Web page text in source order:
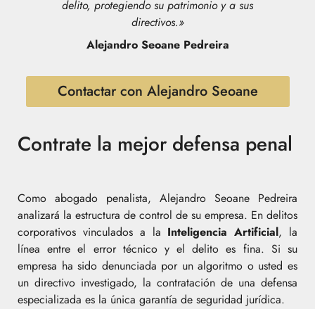
delito, protegiendo su patrimonio y a sus
directivos.»
Alejandro Seoane Pedreira
Contactar con Alejandro Seoane
Contrate la mejor defensa penal
Como abogado penalista, Alejandro Seoane Pedreira
analizará la estructura de control de su empresa. En delitos
corporativos vinculados a la Inteligencia Artificial, la
línea entre el error técnico y el delito es fina. Si su
empresa ha sido denunciada por un algoritmo o usted es
un directivo investigado, la contratación de una defensa
especializada es la única garantía de seguridad jurídica.